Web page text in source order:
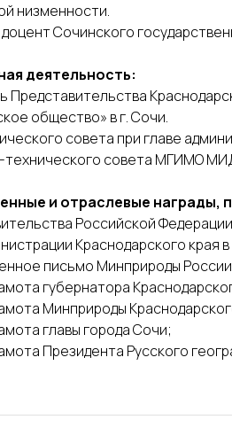
низменности.
доцент Сочинского
деятельность:
Представительства
общество» в г. Сочи.
совета при главе
технического совета МГИМО
и отраслевые награды,
Российской
Краснодарского края
письмо Минприроды
губернатора
Минприроды
главы города Сочи;
Президента Русского